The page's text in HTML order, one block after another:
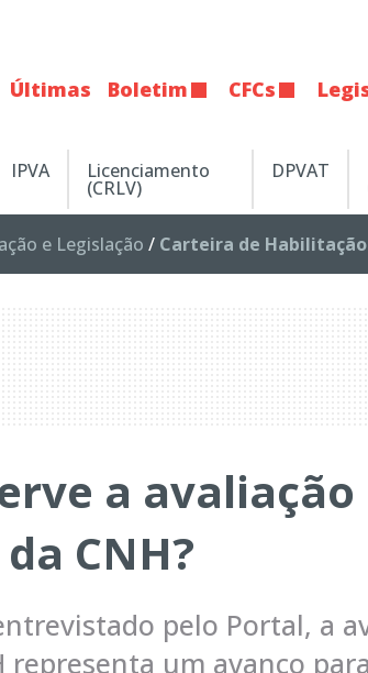
Últimas Boletim CFCs
IPVA Licenciamento
(CRLV)
DPVAT
e Legislação / Carteira de Habilitação
a
CNH?
pelo Portal, a
representa um avanço